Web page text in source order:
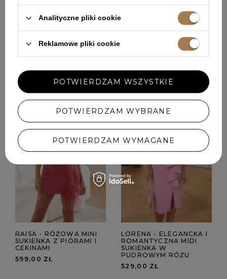
RAISA - RÓŻOWA MINI
SUKIENKA Z PIÓRAMI I
CEKINAMI
599,00 ZŁ
LORENA - ELEGANCKA I
ROMANTYCZNA MIDI
SUKIENKA W
PUDROWYM RÓŻU
529,00 ZŁ
Analityczne pliki cookie
Reklamowe pliki cookie
POTWIERDZAM WYBRANE
POTWIERDZAM WYMAGANE
POTWIERDZAM WSZYSTKIE